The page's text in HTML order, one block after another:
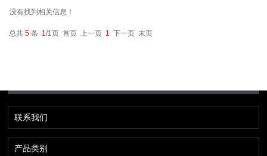
没有找到相关信息！
总共 5 条 1 /1页 首页 上一页 1 下一页 末页
联系我们
产品类别